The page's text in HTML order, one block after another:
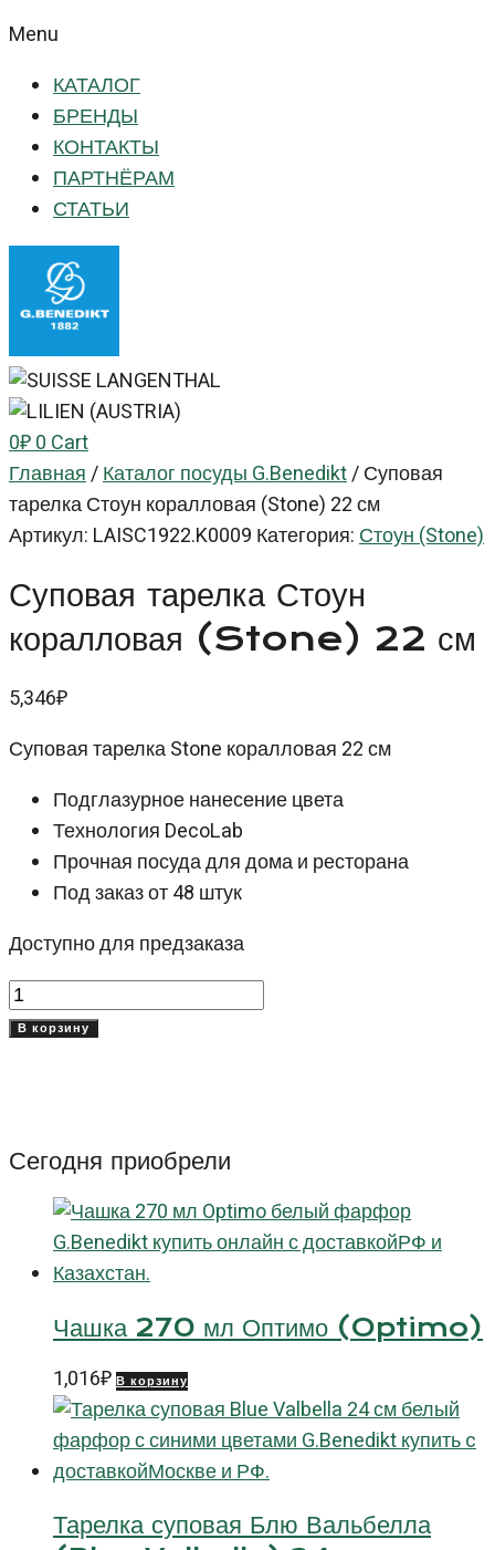
Menu
КАТАЛОГ
БРЕНДЫ
КОНТАКТЫ
ПАРТНЁРАМ
СТАТЬИ
0₽0Cart
Главная/Каталог посуды G.Benedikt/Суповая
тарелка Стоун коралловая (Stone) 22 см
Артикул: LAISC1922.K0009 Категория:Стоун (Stone)
Суповая тарелка Стоун
коралловая (Stone) 22 см
5,346₽
Суповая тарелка Stone коралловая 22 см
Подглазурное нанесение цвета
Технология DecoLab
Прочная посуда для дома и ресторана
Под заказ от 48 штук
Доступно для предзаказа
Количество
товара
коралловая
(Stone)
В корзину
Сегодня приобрели
Чашка 270 мл Оптимо (Optimo)
1,016₽ В корзину
Тарелка суповая Блю Вальбелла